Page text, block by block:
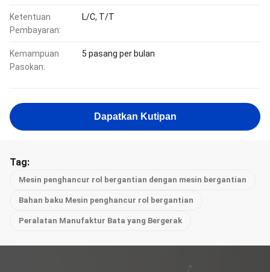
Ketentuan
Pembayaran:
L/C, T/T
Kemampuan
Pasokan:
5 pasang per bulan
Dapatkan Kutipan
Tag:
Mesin penghancur rol bergantian dengan mesin bergantian
Bahan baku Mesin penghancur rol bergantian
Peralatan Manufaktur Bata yang Bergerak